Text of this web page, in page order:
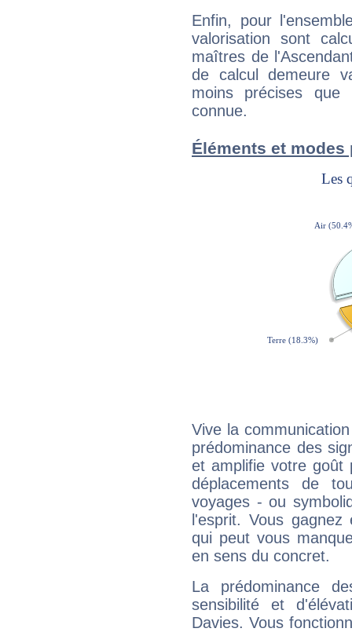
Enfin, pour
valorisation sont
maîtres de
de calcul demeure
moins précises que
connue.
Éléments et
Vive la
prédominance des
et amplifie votre goût
déplacements de
voyages - ou
l'esprit. Vous
qui peut vous
en sens du concret.
La prédominance
sensibilité et
Davies. Vous